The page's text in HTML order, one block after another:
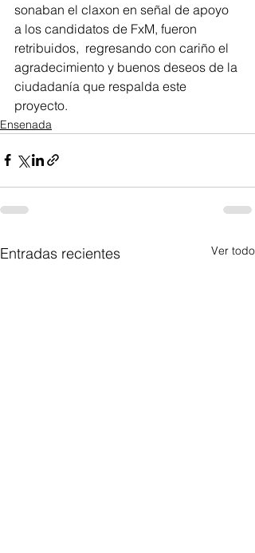
sonaban el claxon en señal de apoyo
a los candidatos de FxM, fueron
retribuidos,  regresando con cariño el
agradecimiento y buenos deseos de la
ciudadanía que respalda este
proyecto.
Ensenada
Entradas recientes Ver todo